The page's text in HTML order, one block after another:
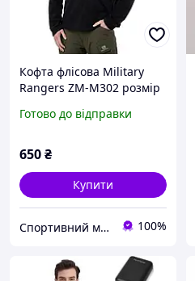
Кофта флісова Military
Rangers ZM-M302 розмір
Готово до відправки
650₴
Купити
Спортивний магазин Rexsport 100%